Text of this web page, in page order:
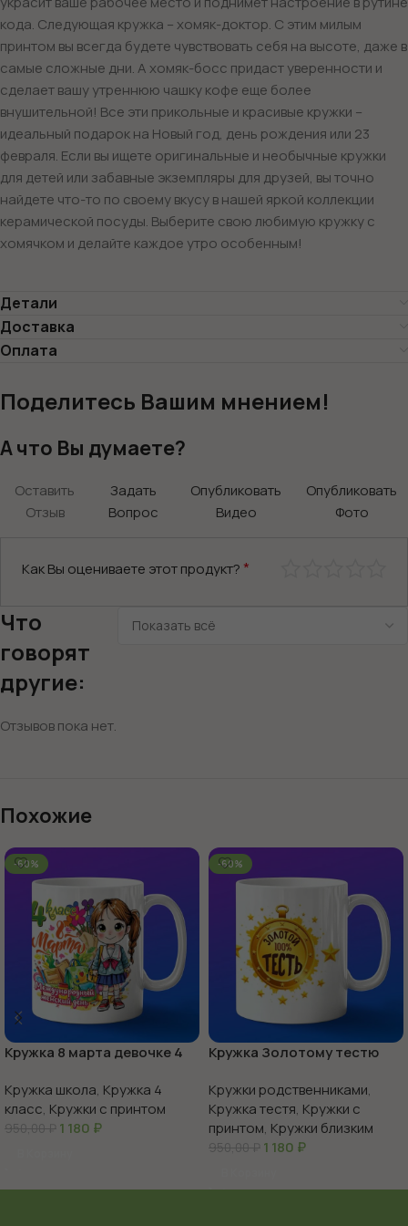
кода. Следующая кружка – хомяк-доктор. С этим милым
принтом вы всегда будете чувствовать себя на высоте, даже в
самые сложные дни. А хомяк-босс придаст уверенности и
сделает вашу утреннюю чашку кофе еще более
внушительной! Все эти прикольные и красивые кружки –
идеальный подарок на Новый год, день рождения или 23
февраля. Если вы ищете оригинальные и необычные кружки
для детей или забавные экземпляры для друзей, вы точно
найдете что-то по своему вкусу в нашей яркой коллекции
керамической посуды. Выберите свою любимую кружку с
хомячком и делайте каждое утро особенным!
Детали
Доставка
Оплата
Поделитесь Вашим мнением!
А что Вы думаете?
Оставить
Отзыв
Задать
Вопрос
Опубликовать
Видео
Опубликовать
Фото
Как Вы оцениваете этот продукт? *
Что
говорят
другие:
Отзывов пока нет.
Похожие
-60%
Кружка 8 марта девочке 4
Кружка школа, Кружка 4
класс, Кружки с принтом
950,00₽ 1 180 ₽
-60%
Кружка Золотому тестю
Кружки родственниками,
Кружка тестя, Кружки с
принтом, Кружки близким
950,00₽ 1 180 ₽